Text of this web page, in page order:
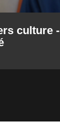
culture -